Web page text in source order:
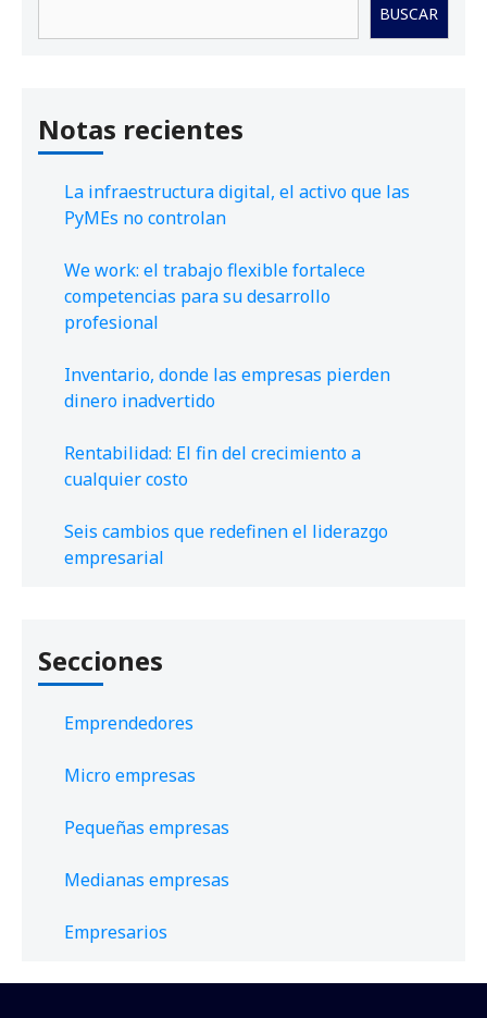
BUSCAR
Notas recientes
La infraestructura digital, el activo que las
PyMEs no controlan
We work: el trabajo flexible fortalece
competencias para su desarrollo
profesional
Inventario, donde las empresas pierden
dinero inadvertido
Rentabilidad: El fin del crecimiento a
cualquier costo
Seis cambios que redefinen el liderazgo
empresarial
Secciones
Emprendedores
Micro empresas
Pequeñas empresas
Medianas empresas
Empresarios